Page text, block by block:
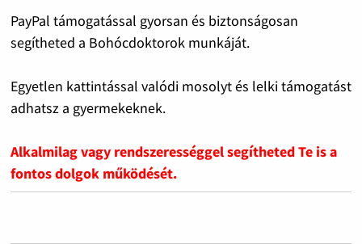
PayPal támogatással gyorsan és biztonságosan
segítheted a Bohócdoktorok munkáját.
Egyetlen kattintással valódi mosolyt és lelki támogatást
adhatsz a gyermekeknek.
Alkalmilag vagy rendszerességgel segítheted Te is a
fontos dolgok működését.